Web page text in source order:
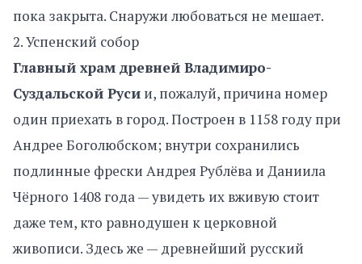
пока закрыта. Снаружи любоваться не мешает.
2. Успенский собор
Главный храм древней Владимиро-
Суздальской Руси и, пожалуй, причина номер
один приехать в город. Построен в 1158 году при
Андрее Боголюбском; внутри сохранились
подлинные фрески Андрея Рублёва и Даниила
Чёрного 1408 года — увидеть их вживую стоит
даже тем, кто равнодушен к церковной
живописи. Здесь же — древнейший русский